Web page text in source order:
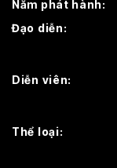
Tập 16
Tập 22
Tập 28
Năm phát hành:
Đạo diễn:
Diễn viên:
Thể loại: